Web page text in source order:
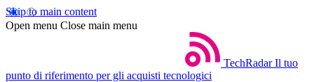
Skip to main content
Open menu Close main menu
TechRadar Il tuo
punto di riferimento per gli acquisti tecnologici